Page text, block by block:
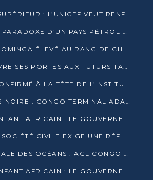
ENSEIGNEMENT SUPÉRIEUR : L’UNICEF VEUT RENFORCER LA RECHERCHE SUR LES QUESTIONS DE L’ENFANCE
CARBURANT : LE PARADOXE D’UN PAYS PÉTROLIER CONFRONTÉ À DES PÉNURIES RÉCURRENTES
MAIXENT RAOUL OMINGA ÉLEVÉ AU RANG DE CHEVALIER DE L’ORDRE DE L’AMITIÉ ENTRE LA RUSSIE ET LE CONGO
AGL CONGO OUVRE SES PORTES AUX FUTURS TALENTS DE LA LOGISTIQUE
ÉTIENNE PAKA CONFIRMÉ À LA TÊTE DE L’INSTITUT GÉOGRAPHIQUE NATIONAL
PORT DE POINTE-NOIRE : CONGO TERMINAL ADAPTE SON DRAGAGE AUX SABLES BITUMINEUX
JOURNÉE DE L’ENFANT AFRICAIN : LE GOUVERNEMENT RÉAFFIRME SON ENGAGEMENT POUR L’ACCÈS À L’EAU ET À L’ASSAINISSEMENT
FMI–CONGO : LA SOCIÉTÉ CIVILE EXIGE UNE RÉFORME DE LA FISCALITÉ PÉTROLIÈRE
JOURNÉE MONDIALE DES OCÉANS : AGL CONGO MOBILISE SES COLLABORATEURS POUR LA PRÉSERVATION DE LA BIODIVERSITÉ MARINE
JOURNÉE DE L’ENFANT AFRICAIN : LE GOUVERNEMENT MOBILISÉ POUR L’HYGIÈNE DANS LES ORPHELINATS